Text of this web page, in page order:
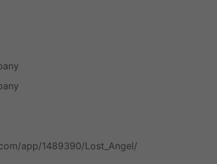
app/1489390/Lost_Angel/